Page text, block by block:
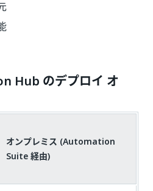
Hub のデプロイ オ
オンプレミス (Automation
Suite 経由)